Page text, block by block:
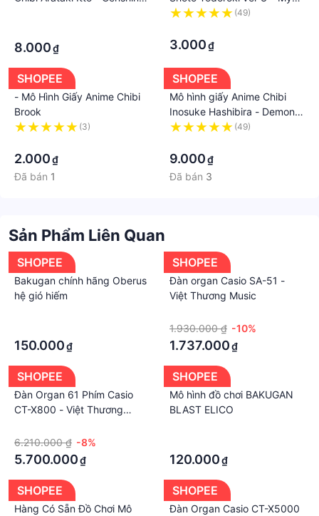
cột mốc sau nha:
🔥 50k giảm 15k tiền ship
🔥 300k giảm 70k tiền ship
Nhà sản xuất: PeaceShop53
Địa chỉ: Cầu Giấy, Hà Nội, Việt Nam
Facebook: https://www.facebook.com/Peace-Shop-
109318178103769
#mohinhgiay #KimetsunoYaiba #DemonSlayer
#thanhguom
8.000₫
Hero Academia(49)
3.000₫
SHOPEE
- Mô Hình Giấy Anime Chibi
Brook
(3)
2.000₫
Đã bán 1
SHOPEE
Mô hình giấy Anime Chibi
Inosuke Hashibira - Demon
Slayer ver 2 + kit mô hình
(49)
9.000₫
Đã bán 3
Sản Phẩm Liên Quan
SHOPEE
Bakugan chính hãng Oberus
hệ gió hiếm
150.000₫
SHOPEE
Đàn organ Casio SA-51 -
Việt Thương Music
1.930.000 ₫ -10%
1.737.000₫
SHOPEE
Đàn Organ 61 Phím Casio
CT-X800 - Việt Thương
6.210.000 ₫ -8%
5.700.000₫
SHOPEE
Mô hình đồ chơi BAKUGAN
BLAST ELICO
120.000₫
SHOPEE
Hàng Có Sẵn Đồ Chơi Mô
SHOPEE
Đàn Organ Casio CT-X5000